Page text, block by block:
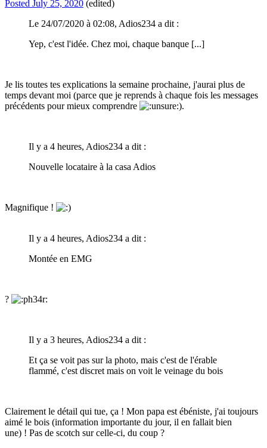
Posted July 25, 2020 (edited)
Le 24/07/2020 à 02:08, Adios234 a dit :
Yep, c'est l'idée. Chez moi, chaque banque [...]
Je lis toutes tes explications la semaine prochaine, j'aurai plus de
temps devant moi (parce que je reprends à chaque fois les messages
précédents pour mieux comprendre
).
Il y a 4 heures, Adios234 a dit :
Nouvelle locataire à la casa Adios
Magnifique !
Il y a 4 heures, Adios234 a dit :
Montée en EMG
?
Il y a 3 heures, Adios234 a dit :
Et ça se voit pas sur la photo, mais c'est de l'érable
flammé, c'est discret mais on voit le veinage du bois
Clairement le détail qui tue, ça ! Mon papa est ébéniste, j'ai toujours
aimé le bois (information importante du jour, il en fallait bien
une) ! Pas de scotch sur celle-ci, du coup ?